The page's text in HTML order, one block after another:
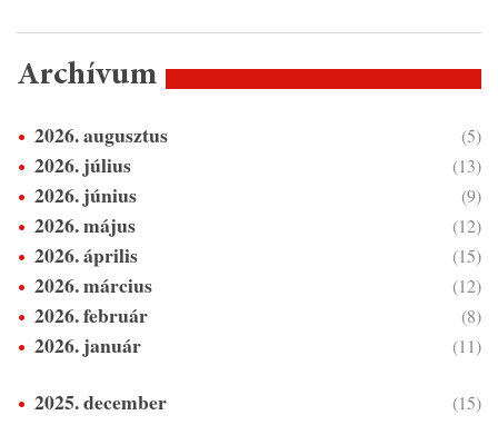
Archívum
2026. augusztus (5)
2026. július (13)
2026. június (9)
2026. május (12)
2026. április (15)
2026. március (12)
2026. február (8)
2026. január (11)
2025. december (15)